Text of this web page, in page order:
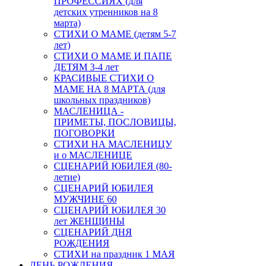
детских утренников на 8
марта)
СТИХИ О МАМЕ (детям 5-7
лет)
СТИХИ О МАМЕ И ПАПЕ
ДЕТЯМ 3-4 лет
КРАСИВЫЕ СТИХИ О
МАМЕ НА 8 МАРТА (для
школьных праздников)
МАСЛЕНИЦА -
ПРИМЕТЫ, ПОСЛОВИЦЫ,
ПОГОВОРКИ
СТИХИ НА МАСЛЕНИЦУ
и о МАСЛЕНИЦЕ
СЦЕНАРИЙ ЮБИЛЕЯ (80-
летие)
СЦЕНАРИЙ ЮБИЛЕЯ
МУЖЧИНЕ 60
СЦЕНАРИЙ ЮБИЛЕЯ 30
лет ЖЕНЩИНЫ
СЦЕНАРИЙ ДНЯ
РОЖДЕНИЯ
СТИХИ на праздник 1 МАЯ